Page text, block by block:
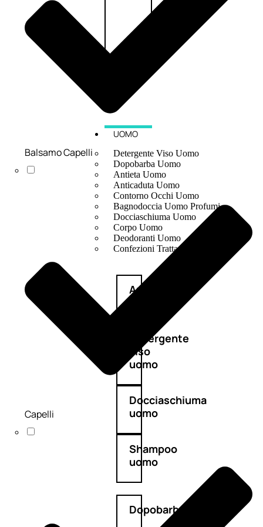
UOMO
Detergente Viso Uomo
Dopobarba Uomo
Antieta Uomo
Anticaduta Uomo
Contorno Occhi Uomo
Bagnodoccia Uomo Profumi
Docciaschiuma Uomo
Corpo Uomo
Deodoranti Uomo
Confezioni Trattamenti Uomo
Antietà
Detergente
viso
uomo
Docciaschiuma
uomo
Shampoo
uomo
Dopobarba
Balsamo Capelli
Capelli